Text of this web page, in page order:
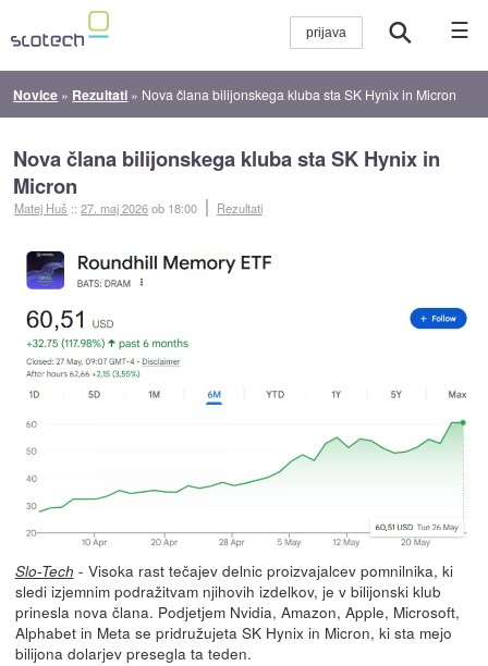
☰
Novice » Rezultati » Nova člana bilijonskega kluba sta SK Hynix in Micron
Nova člana bilijonskega kluba sta SK Hynix in
Micron
Matej Huš ::27. maj 2026ob 18:00 Rezultati
Slo-Tech - Visoka rast tečajev delnic proizvajalcev pomnilnika, ki
sledi izjemnim podražitvam njihovih izdelkov, je v bilijonski klub
prinesla nova člana. Podjetjem Nvidia, Amazon, Apple, Microsoft,
Alphabet in Meta se pridružujeta SK Hynix in Micron, ki sta mejo
bilijona dolarjev presegla ta teden.